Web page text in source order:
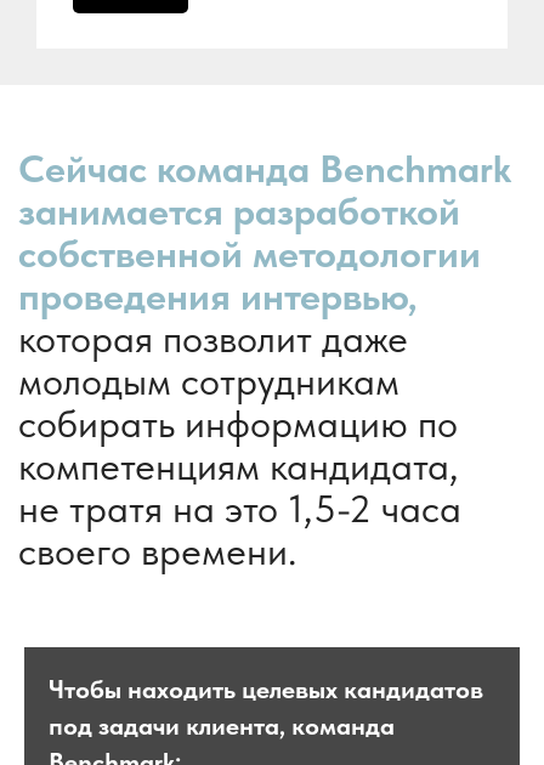
Чтобы находить целевых кандидатов
под задачи клиента, команда
В 2024 Екатерина